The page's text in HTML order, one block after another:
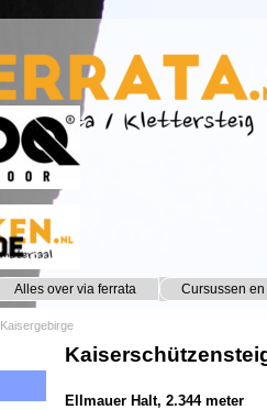
Alles over via ferrata ▼
Cursussen
Kaisergebirge
Ellmauer Halt, 2.344 meter